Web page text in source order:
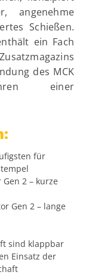
angenehme
Schießen.
ein Fach
des MCK
einer
für
2 – kurze
Gen 2 – lange
sind klappbar
Einsatz der